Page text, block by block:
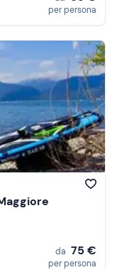
per persona
da 75 €
per persona